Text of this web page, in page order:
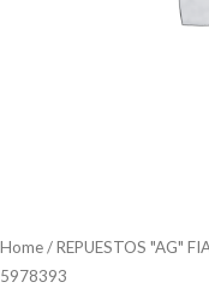
Home/REPUESTOS "AG"
5978393